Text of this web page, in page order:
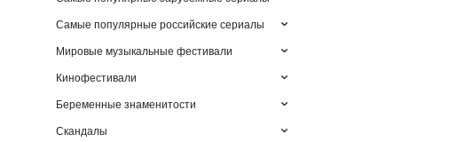
Самые популярные российские сериалы
Мировые музыкальные фестивали
Кинофестивали
Беременные знаменитости
Скандалы